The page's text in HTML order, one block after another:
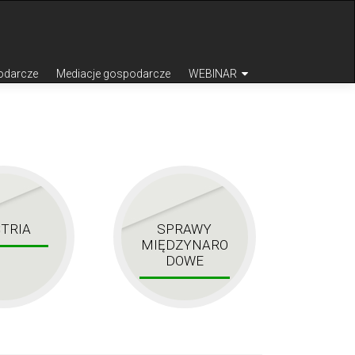
Mediacje gospodarcze WEBINAR
SPRAWY
MIĘDZYNARO
DOWE